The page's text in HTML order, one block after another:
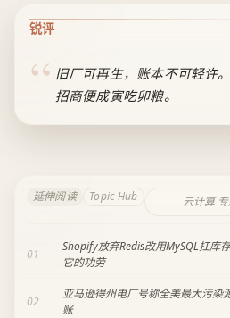
锐评
旧厂可再生，账本不可轻许
招商便成寅吃卯粮。
延伸阅读 Topic Hub 云计算
01
Shopify放弃Redis改用MySQL扛库
它的功劳
02
亚马逊得州电厂号称全美最大污染
账